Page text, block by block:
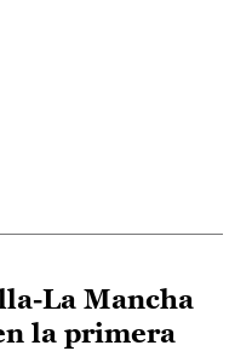
La Mancha
la primera